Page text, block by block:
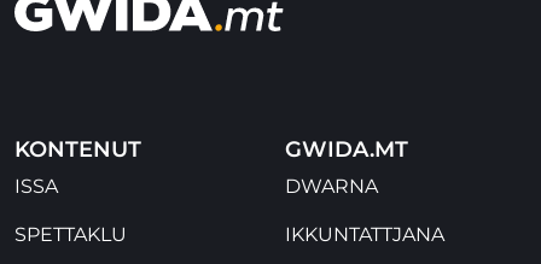
KONTENUT
ISSA
SPETTAKLU
GWIDA.MT
DWARNA
IKKUNTATTJANA